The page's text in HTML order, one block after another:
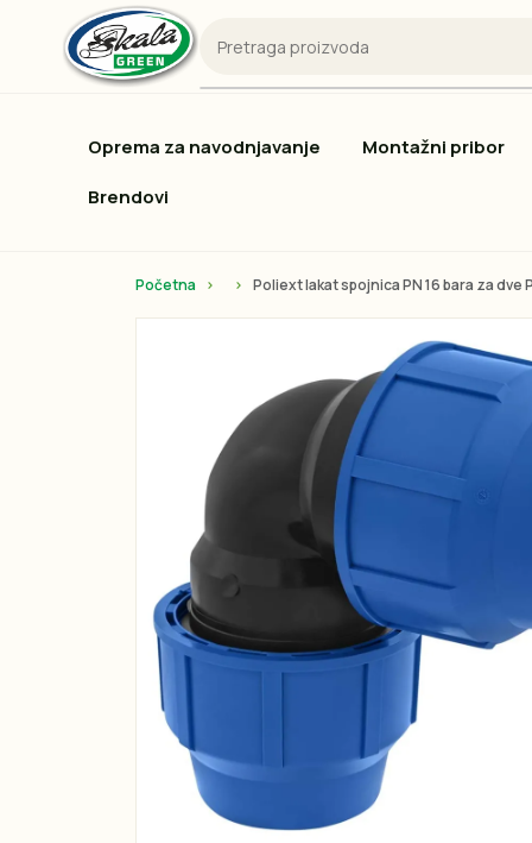
Oprema za navodnjavanje
Montažni pribor
Brendovi
Početna Poliext lakat spojnica PN 16 bara za dve